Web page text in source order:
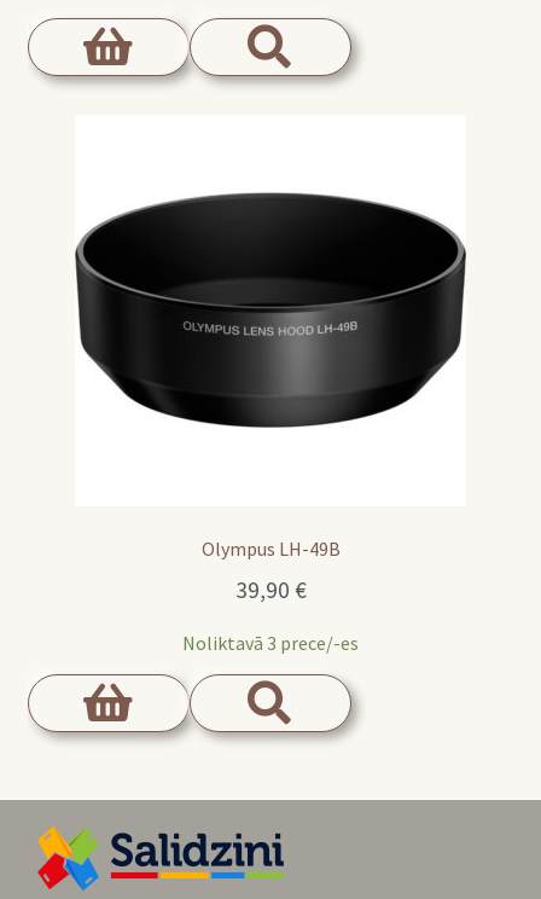
Olympus LH-49B
39,90 €
Noliktavā 3 prece/-es